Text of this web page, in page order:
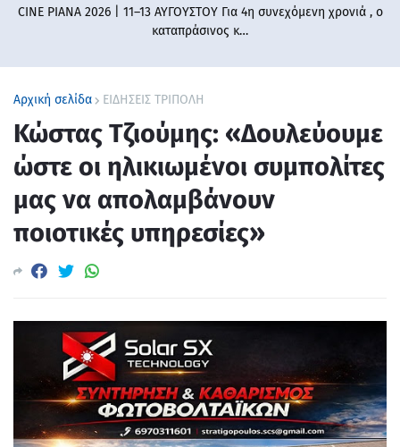
CINE PIANA 2026 | 11–13 ΑΥΓΟΥΣΤΟΥ Για 4η συνεχόμενη χρονιά , ο
καταπράσινος κ…
Αρχική σελίδα ΕΙΔΗΣΕΙΣ ΤΡΙΠΟΛΗ
Κώστας Τζιούμης: «Δουλεύουμε
ώστε οι ηλικιωμένοι συμπολίτες
μας να απολαμβάνουν
ποιοτικές υπηρεσίες»